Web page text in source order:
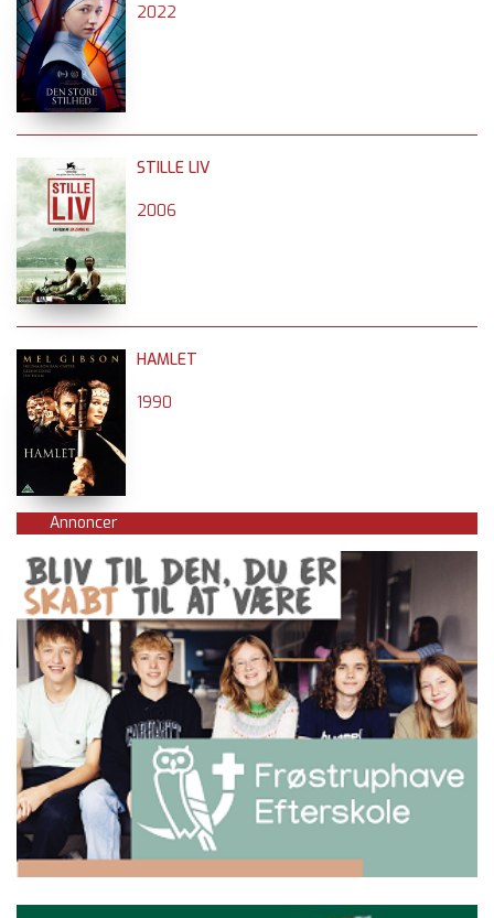
2022
STILLE LIV
2006
HAMLET
1990
Annoncer